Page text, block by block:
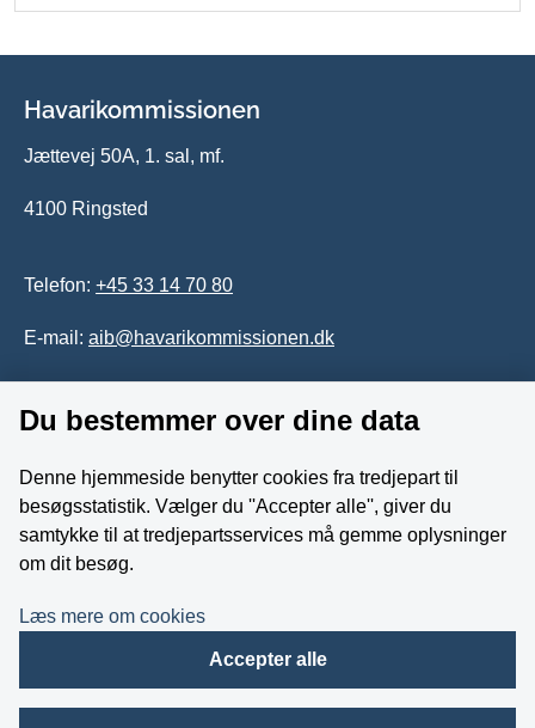
Havarikommissionen
Jættevej 50A, 1. sal, mf.
4100 Ringsted
Telefon: +45 33 14 70 80
E-mail: aib@havarikommissionen.dk
Tilgængelighedserklæring
Whistleblowerordning
Følg os på YouTube
Du bestemmer over dine data
Denne hjemmeside benytter cookies fra tredjepart til
besøgsstatistik. Vælger du ''Accepter alle'', giver du
samtykke til at tredjepartsservices må gemme oplysninger
om dit besøg.
Læs mere om cookies
Accepter alle